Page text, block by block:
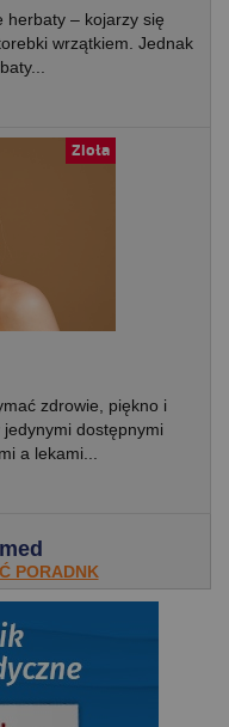
herbaty – kojarzy się
wrzątkiem. Jednak
Zioła
zdrowie, piękno i
dostępnymi
a lekami...
PORADNK